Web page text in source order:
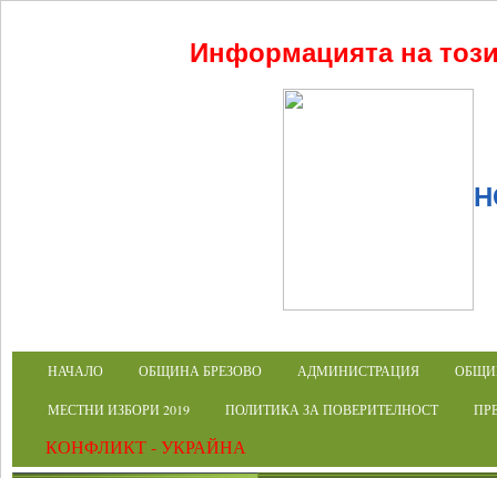
Информацията на този
НАЧАЛО ОБЩИНА БРЕЗОВО АДМИНИСТРАЦИЯ
МЕСТНИ ИЗБОРИ 2019 ПОЛИТИКА ЗА ПОВЕРИТЕЛНОСТ
КОНФЛИКТ - УКРАЙНА